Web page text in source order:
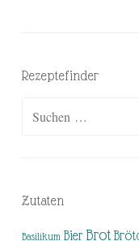
Rezeptefinder
Zutaten
Basilikum Bier Brot